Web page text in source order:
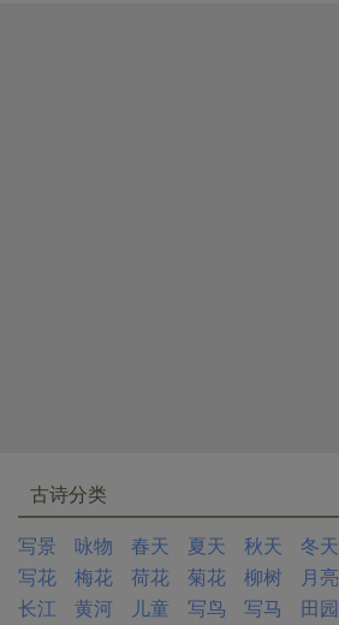
古诗分类
写景
咏物 春天 夏天 秋天 冬天
写花
梅花 荷花 菊花 柳树 月亮
长江
黄河 儿童 写鸟 写马 田园